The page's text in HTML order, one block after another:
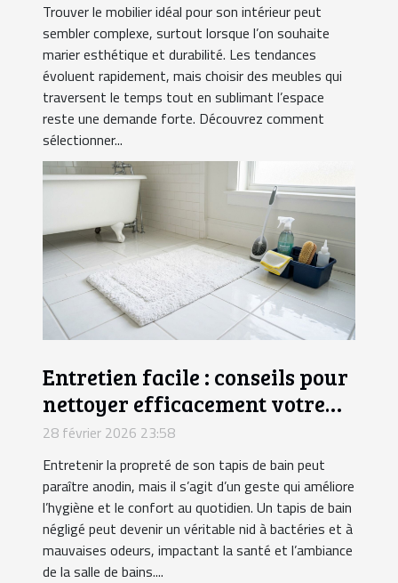
Trouver le mobilier idéal pour son intérieur peut
sembler complexe, surtout lorsque l’on souhaite
marier esthétique et durabilité. Les tendances
évoluent rapidement, mais choisir des meubles qui
traversent le temps tout en sublimant l’espace
reste une demande forte. Découvrez comment
sélectionner...
Entretien facile : conseils pour
nettoyer efficacement votre
tapis de bain
28 février 2026 23:58
Entretenir la propreté de son tapis de bain peut
paraître anodin, mais il s’agit d’un geste qui améliore
l’hygiène et le confort au quotidien. Un tapis de bain
négligé peut devenir un véritable nid à bactéries et à
mauvaises odeurs, impactant la santé et l’ambiance
de la salle de bains....